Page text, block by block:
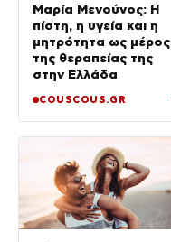
Μαρία Μενούνος: Η
πίστη, η υγεία και η
μητρότητα ως μέρος
της θεραπείας της
στην Ελλάδα
COUSCOUS.GR